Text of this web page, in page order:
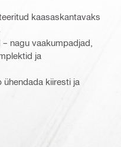
kaasaskantavaks
nagu vaakumpadjad,
ja
ühendada kiiresti ja